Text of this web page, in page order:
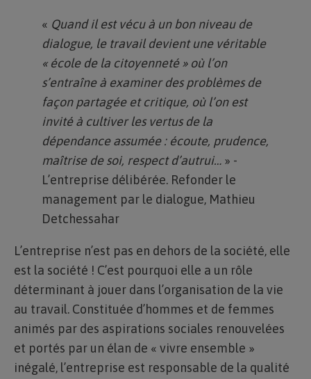
« Quand il est vécu à un bon niveau de
dialogue, le travail devient une véritable
« école de la citoyenneté » où l’on
s’entraîne à examiner des problèmes de
façon partagée et critique, où l’on est
invité à cultiver les vertus de la
dépendance assumée : écoute, prudence,
maîtrise de soi, respect d’autrui… » -
L’entreprise délibérée. Refonder le
management par le dialogue, Mathieu
Detchessahar
L’entreprise n’est pas en dehors de la société, elle
est la société ! C’est pourquoi elle a un rôle
déterminant à jouer dans l’organisation de la vie
au travail. Constituée d’hommes et de femmes
animés par des aspirations sociales renouvelées
et portés par un élan de « vivre ensemble »
inégalé, l’entreprise est responsable de la qualité